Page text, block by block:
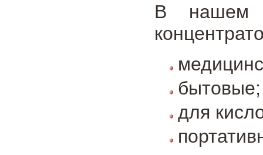
В нашем
бытовые;
для